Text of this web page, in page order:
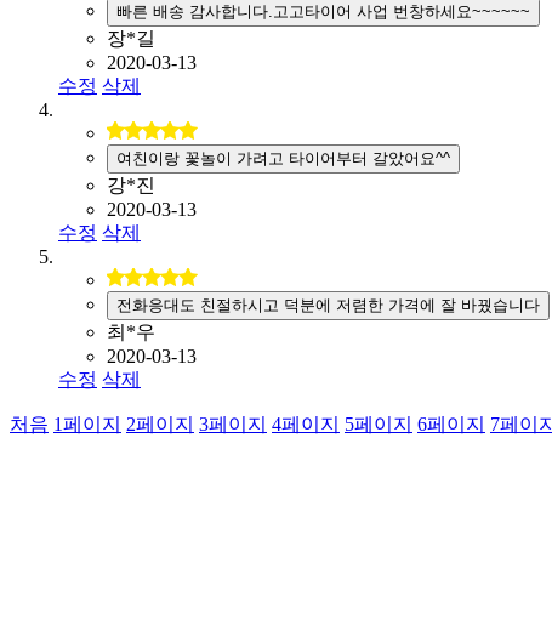
빠른 배송 감사합니다.고고타이어 사업 번창하세요~~~~~~
장*길
2020-03-13
수정 삭제
여친이랑 꽃놀이 가려고 타이어부터 갈았어요^^
강*진
2020-03-13
수정 삭제
전화응대도 친절하시고 덕분에 저렴한 가격에 잘 바꿨습니다
최*우
2020-03-13
수정 삭제
처음 1페이지 2페이지 3페이지 4페이지 5페이지 6페이지 7페이지